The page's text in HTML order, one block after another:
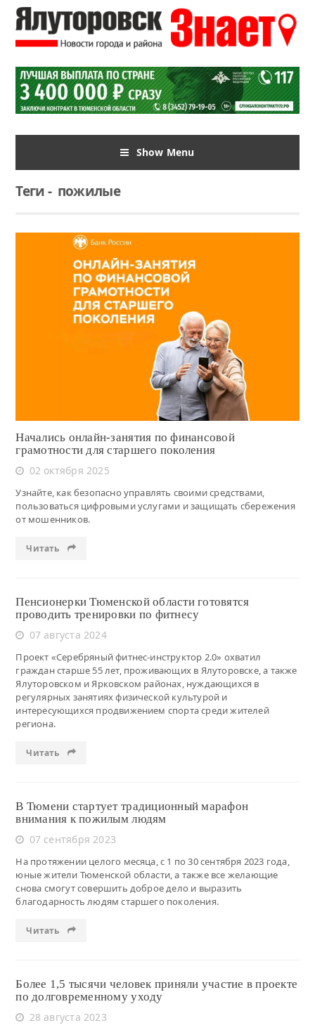
Show Menu
Теги-пожилые
Читать
Начались онлайн-занятия по финансовой
грамотности для старшего поколения
02 октября 2025
Узнайте, как безопасно управлять своими средствами,
пользоваться цифровыми услугами и защищать сбережения
от мошенников.
Читать
Пенсионерки Тюменской области готовятся
проводить тренировки по фитнесу
07 августа 2024
Проект «Серебряный фитнес-инструктор 2.0» охватил
граждан старше 55 лет, проживающих в Ялуторовске, а также
Ялуторовском и Ярковском районах, нуждающихся в
регулярных занятиях физической культурой и
интересующихся продвижением спорта среди жителей
региона.
Читать
В Тюмени стартует традиционный марафон
внимания к пожилым людям
07 сентября 2023
На протяжении целого месяца, с 1 по 30 сентября 2023 года,
юные жители Тюменской области, а также все желающие
снова смогут совершить доброе дело и выразить
благодарность людям старшего поколения.
Читать
Более 1,5 тысячи человек приняли участие в проекте
по долговременному уходу
28 августа 2023